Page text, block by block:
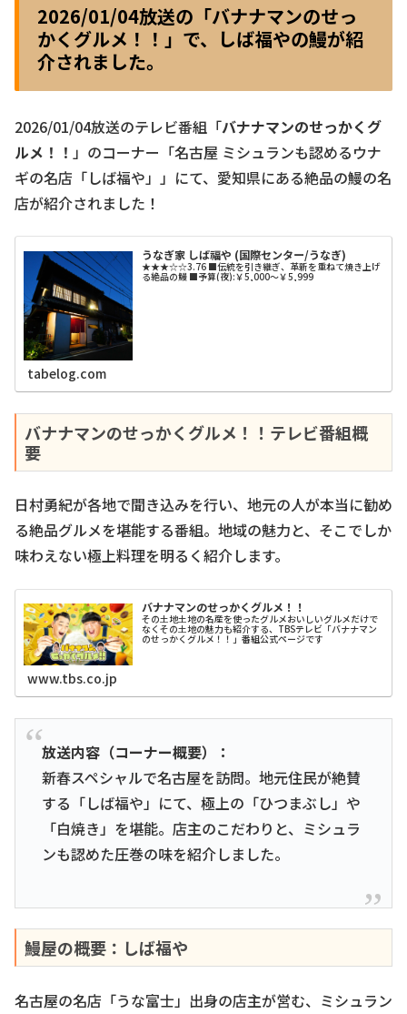
2026/01/04放送の「バナナマンのせっ
かくグルメ！！」で、しば福やの鰻が紹
介されました。
2026/01/04放送のテレビ番組「バナナマンのせっかくグ
ルメ！！ 」のコーナー「名古屋 ミシュランも認めるウナ
ギの名店「しば福や」」にて、愛知県にある絶品の鰻の名
店が紹介されました！
うなぎ家 しば福や (国際センター/うなぎ)
★★★☆☆3.76 ■伝統を引き継ぎ、革新を重ねて焼き上げ
る絶品の鰻 ■予算(夜):￥5,000～￥5,999
tabelog.com
バナナマンのせっかくグルメ！！テレビ番組概
要
日村勇紀が各地で聞き込みを行い、地元の人が本当に勧め
る絶品グルメを堪能する番組。地域の魅力と、そこでしか
味わえない極上料理を明るく紹介します。
バナナマンのせっかくグルメ！！
その土地土地の名産を使ったグルメおいしいグルメだけで
なくその土地の魅力も紹介する、TBSテレビ「バナナマン
のせっかくグルメ！！」番組公式ページです
www.tbs.co.jp
放送内容（コーナー概要）：
新春スペシャルで名古屋を訪問。地元住民が絶賛
する「しば福や」にて、極上の「ひつまぶし」や
「白焼き」を堪能。店主のこだわりと、ミシュラ
ンも認めた圧巻の味を紹介しました。
鰻屋の概要：しば福や
名古屋の名店「うな富士」出身の店主が営む、ミシュラン